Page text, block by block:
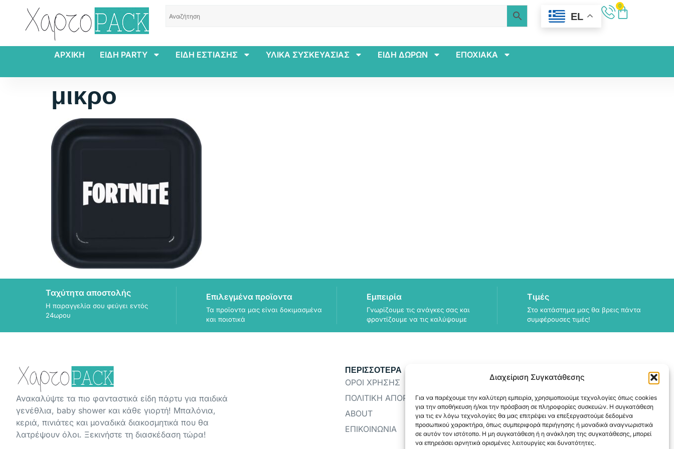
Διαχείριση Συγκατάθεσης
Για να παρέχουμε την καλύτερη εμπειρία, χρησιμοποιούμε τεχνολογίες όπως cookies
για την αποθήκευση ή/και την πρόσβαση σε πληροφορίες συσκευών. Η συγκατάθεση
για τις εν λόγω τεχνολογίες θα μας επιτρέψει να επεξεργαστούμε δεδομένα
προσωπικού χαρακτήρα, όπως συμπεριφορά περιήγησης ή μοναδικά αναγνωριστικά
σε αυτόν τον ιστότοπο. Η μη συγκατάθεση ή η ανάκληση της συγκατάθεσης, μπορεί
να επηρεάσει αρνητικά ορισμένες λειτουργίες και δυνατότητες.
EL
0
ΑΡΧΙΚΗ ΕΙΔΗ PARTY ΕΙΔΗ ΕΣΤΙΑΣΗΣ ΥΛΙΚΑ ΣΥΣΚΕΥΑΣΙΑΣ ΕΙΔΗ ΔΩΡΩΝ ΕΠΟΧΙΑΚΑ
μικρο
Ταχύτητα αποστολής
Η παραγγελία σου φεύγει εντός
24ωρου
Επιλεγμένα προϊοντα
Τα προϊοντα μας είναι δοκιμασμένα
και ποιοτικά
Εμπειρία
Γνωρίζουμε τις ανάγκες σας και
φροντίζουμε να τις καλύψουμε
Τιμές
Στο κατάστημα μας θα βρεις πάντα
συμφέρουσες τιμές!
Ανακαλύψτε τα πιο φανταστικά είδη πάρτυ για παιδικά
γενέθλια, baby shower και κάθε γιορτή! Μπαλόνια,
κεριά, πινιάτες και μοναδικά διακοσμητικά που θα
λατρέψουν όλοι. Ξεκινήστε τη διασκέδαση τώρα!
ΠΕΡΙΣΣΟΤΕΡΑ
ΟΡΟΙ ΧΡΗΣΗΣ
ΠΟΛΙΤΙΚΗ ΑΠΟΡΡΗΤΟΥ
ABOUT
ΕΠΙΚΟΙΝΩΝΙΑ
ΑΠΟΣΤΟΛΗ
ΕΞΟΦΛΗΣΗ